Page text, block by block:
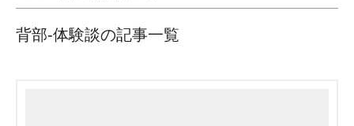
背部-体験談の記事一覧